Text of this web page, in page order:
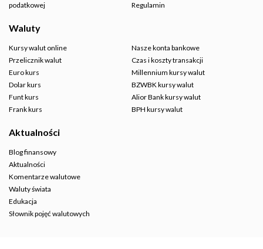
podatkowej
Regulamin
Waluty
Kursy walut online
Przelicznik walut
Euro kurs
Dolar kurs
Funt kurs
Frank kurs
Nasze konta bankowe
Czas i koszty transakcji
Millennium kursy walut
BZWBK kursy walut
Alior Bank kursy walut
BPH kursy walut
Aktualności
Blog finansowy
Aktualności
Komentarze walutowe
Waluty świata
Edukacja
Słownik pojęć walutowych